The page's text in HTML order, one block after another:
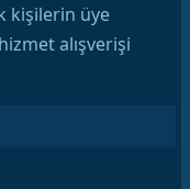
kişilerin üye
alışverişi